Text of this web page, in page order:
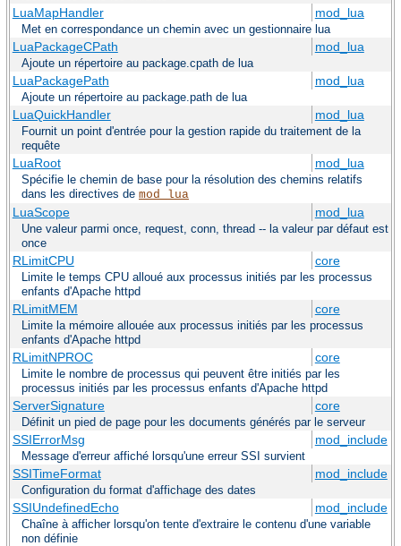
LuaMapHandler mod_lua
Met en correspondance un chemin avec un gestionnaire lua
LuaPackageCPath mod_lua
Ajoute un répertoire au package.cpath de lua
LuaPackagePath mod_lua
Ajoute un répertoire au package.path de lua
LuaQuickHandler mod_lua
Fournit un point d'entrée pour la gestion rapide du traitement de la
requête
LuaRoot mod_lua
Spécifie le chemin de base pour la résolution des chemins relatifs
dans les directives de mod_lua
LuaScope mod_lua
Une valeur parmi once, request, conn, thread -- la valeur par défaut est
once
RLimitCPU core
Limite le temps CPU alloué aux processus initiés par les processus
enfants d'Apache httpd
RLimitMEM core
Limite la mémoire allouée aux processus initiés par les processus
enfants d'Apache httpd
RLimitNPROC core
Limite le nombre de processus qui peuvent être initiés par les
processus initiés par les processus enfants d'Apache httpd
ServerSignature core
Définit un pied de page pour les documents générés par le serveur
SSIErrorMsg mod_include
Message d'erreur affiché lorsqu'une erreur SSI survient
SSITimeFormat mod_include
Configuration du format d'affichage des dates
SSIUndefinedEcho mod_include
Chaîne à afficher lorsqu'on tente d'extraire le contenu d'une variable
non définie